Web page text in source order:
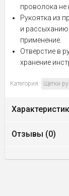
проволока не
Рукоятка из
и
применение.
Отверстие в
хранение
Категория: Щетки
Отзывы (0)